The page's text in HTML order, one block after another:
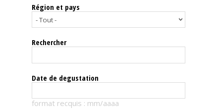
dégustation
Le
magazine
Télécharger
Région et pays
Rechercher
Date de degustation
format recquis : mm/aaaa